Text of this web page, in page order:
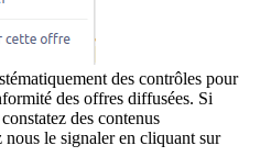
des contrôles pour
des offres diffusées. Si
des contenus
le signaler en cliquant sur